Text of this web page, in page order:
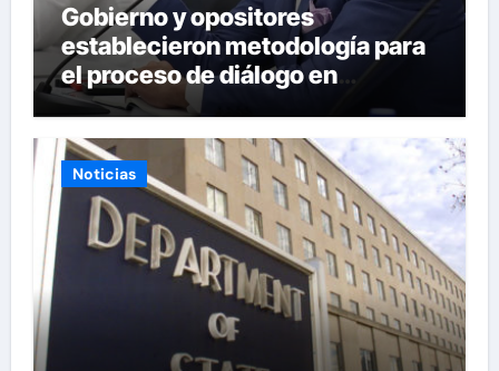
Gobierno y opositores
establecieron metodología para
el proceso de diálogo en
Venezuela
Noticias